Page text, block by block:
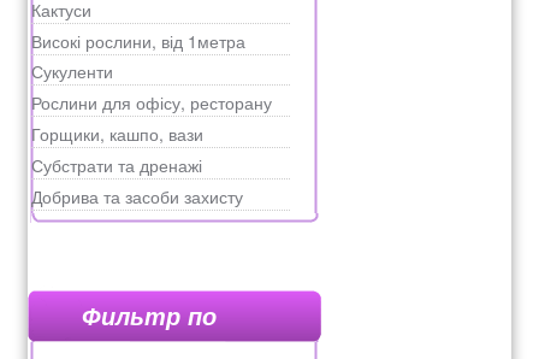
Кактуси
Високі рослини, від 1метра
Сукуленти
Рослини для офісу, ресторану
Горщики, кашпо, вази
Субстрати та дренажі
Добрива та засоби захисту
Фильтр по